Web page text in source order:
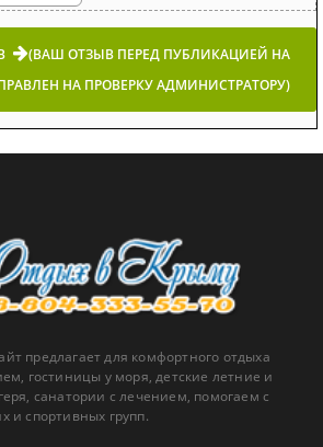
(ВАШ ОТЗЫВ ПЕРЕД ПУБЛИКАЦИЕЙ НА
НА ПРОВЕРКУ АДМИНИСТРАТОРУ)
предлагает для комфортного отдыха
гостиницы у моря, детские летние и
санатории с лечением, помогаем с
и спортивных групп.